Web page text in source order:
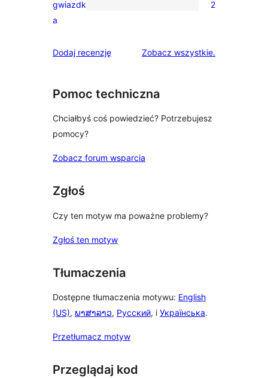
gwiazdkowych
2
recenzje
gwiazdkowe
gwiazdk
a
2
Dodaj recenzję Zobacz wszystkierecenzje
.
Pomoc techniczna
Chciałbyś coś powiedzieć? Potrzebujesz
pomocy?
Zobacz forum wsparcia
Zgłoś
Czy ten motyw ma poważne problemy?
Zgłoś ten motyw
Tłumaczenia
Dostępne tłumaczenia motywu: English
(US), ພາສາລາວ, Русский, i Українська.
Przetłumacz motyw
Przeglądaj kod